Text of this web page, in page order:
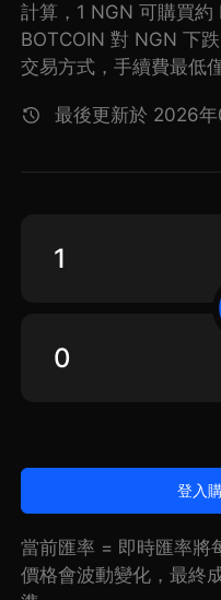
計算，1 NGN 可購買約
BOTCOIN 對 NGN 下
交易方式，手續費最低僅
最後更新於 2026
登入
當前匯率 = 即時匯率將
價格會波動變化，最終